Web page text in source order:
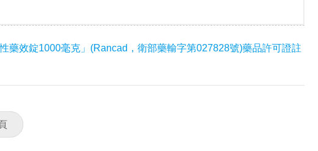
藥效錠1000毫克」(Rancad，衛部藥輸字第027828號)藥品許可證註